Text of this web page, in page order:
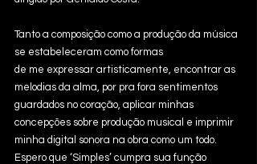
Tanto a composição como a produção da música
se estabeleceram como formas
de me expressar artisticamente, encontrar as
melodias da alma, por pra fora sentimentos
guardados no coração, aplicar minhas
concepções sobre produção musical e imprimir
minha digital sonora na obra como um todo.
Espero que ‘Simples’ cumpra sua função